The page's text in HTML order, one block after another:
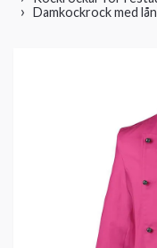
Damkockrock med